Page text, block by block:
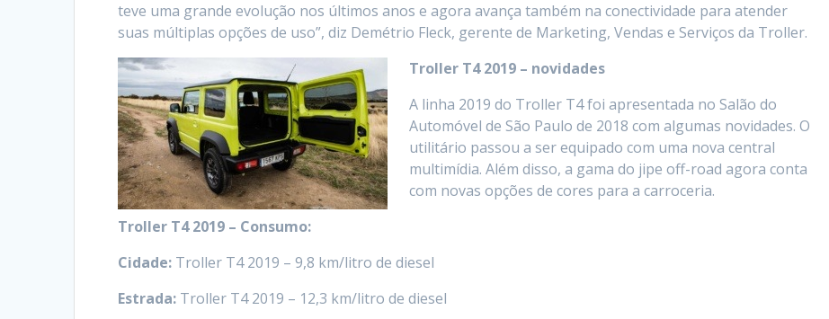
teve uma grande evolução nos últimos anos e agora avança também na conectividade para atender
suas múltiplas opções de uso”, diz Demétrio Fleck, gerente de Marketing, Vendas e Serviços da Troller.
Troller T4 2019 – novidades
A linha 2019 do Troller T4 foi apresentada no Salão do
Automóvel de São Paulo de 2018 com algumas novidades. O
utilitário passou a ser equipado com uma nova central
multimídia. Além disso, a gama do jipe off-road agora conta
com novas opções de cores para a carroceria.
Troller T4 2019 – Consumo:
Cidade: Troller T4 2019 – 9,8 km/litro de diesel
Estrada: Troller T4 2019 – 12,3 km/litro de diesel